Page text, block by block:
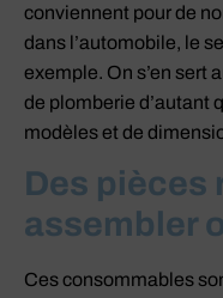
conviennent pour de
dans l’automobile, le
exemple. On s’en sert
de plomberie d’autant
modèles et de
Des pièces
assembler
Ces consommables